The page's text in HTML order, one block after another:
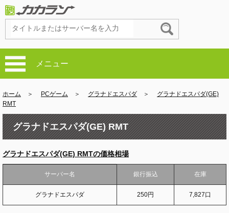
メニュー
ホーム ＞ PCゲーム ＞ グラナドエスパダ ＞ グラナドエスパダ(GE)
RMT
グラナドエスパダ(GE) RMT
グラナドエスパダ(GE) RMTの価格相場
サーバー名 銀行振込 在庫
グラナドエスパダ 250円 7,827口